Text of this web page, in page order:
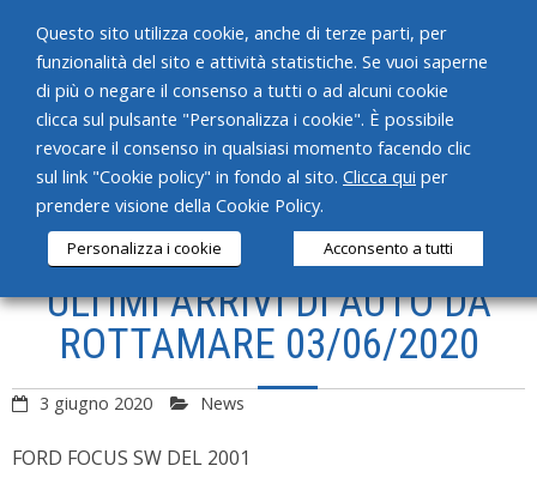
HOME
CHI SIAMO
SERVIZI
PRODOTTI
ULTIMI ARRIVI DI AUTO DA
ROTTAMARE 03/06/2020
3 giugno 2020 News
FORD FOCUS SW DEL 2001
Questo sito utilizza cookie, anche di terze parti, per
funzionalità del sito e attività statistiche. Se vuoi saperne
di più o negare il consenso a tutti o ad alcuni cookie
clicca sul pulsante "Personalizza i cookie". È possibile
revocare il consenso in qualsiasi momento facendo clic
sul link "Cookie policy" in fondo al sito. Clicca qui per
prendere visione della Cookie Policy.
Personalizza i cookie Acconsento a tutti